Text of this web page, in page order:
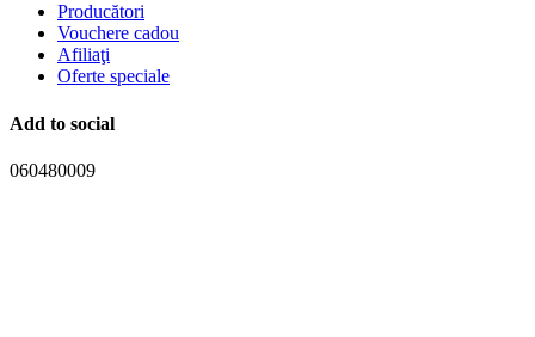
Producători
Vouchere cadou
Afiliaţi
Oferte speciale
Add to social
060480009